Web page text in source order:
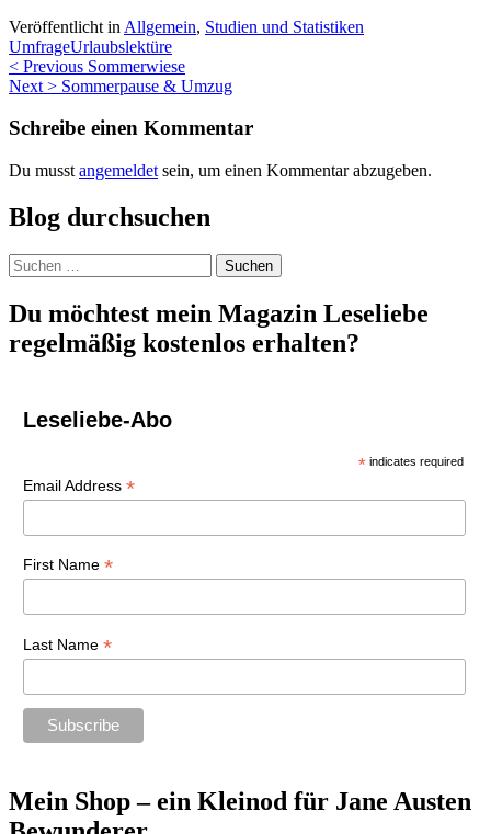
Veröffentlicht in Allgemein, Studien und Statistiken
UmfrageUrlaubslektüre
Beitragsnavigation
< Previous Sommerwiese
Next > Sommerpause & Umzug
Schreibe einen Kommentar
Du musst angemeldet sein, um einen Kommentar abzugeben.
Blog durchsuchen
Suchen
nach:
Du möchtest mein Magazin Leseliebe
regelmäßig kostenlos erhalten?
Leseliebe-Abo
* indicates required
Email Address *
First Name *
Last Name *
Mein Shop – ein Kleinod für Jane Austen